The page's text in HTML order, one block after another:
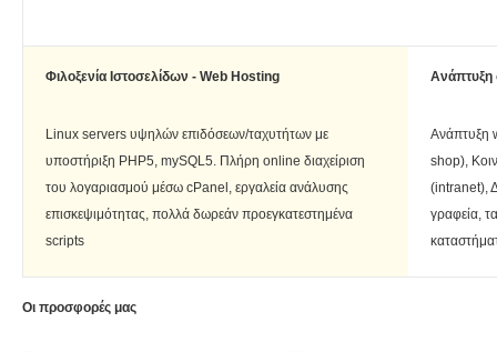
Φιλοξενία Ιστοσελίδων - Web Hosting
Linux servers υψηλών επιδόσεων/ταχυτήτων με
υποστήριξη PHP5, mySQL5. Πλήρη online διαχείριση
του λογαριασμού μέσω cPanel, εργαλεία ανάλυσης
επισκεψιμότητας, πολλά δωρεάν προεγκατεστημένα
scripts
Ανάπτυξη
Ανάπτυξη
shop),
(intranet),
γραφεία,
Οι προσφορές μας